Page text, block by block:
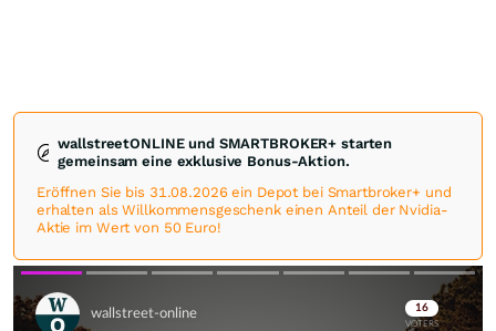
wallstreetONLINE und SMARTBROKER+ starten
gemeinsam eine exklusive Bonus-Aktion.
Eröffnen Sie bis 31.08.2026 ein Depot bei Smartbroker+ und
erhalten als Willkommensgeschenk einen Anteil der Nvidia-
Aktie im Wert von 50 Euro!